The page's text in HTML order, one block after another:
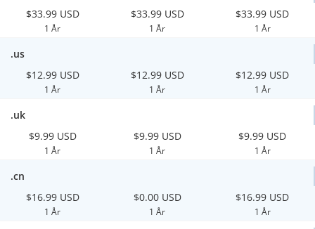
$33.99 USD
1 År
$33.99 USD
1 År
$33.99 USD
1 År
.us
$12.99 USD
1 År
$12.99 USD
1 År
$12.99 USD
1 År
.uk
$9.99 USD
1 År
$9.99 USD
1 År
$9.99 USD
1 År
.cn
$16.99 USD
1 År
$0.00 USD
1 År
$16.99 USD
1 År